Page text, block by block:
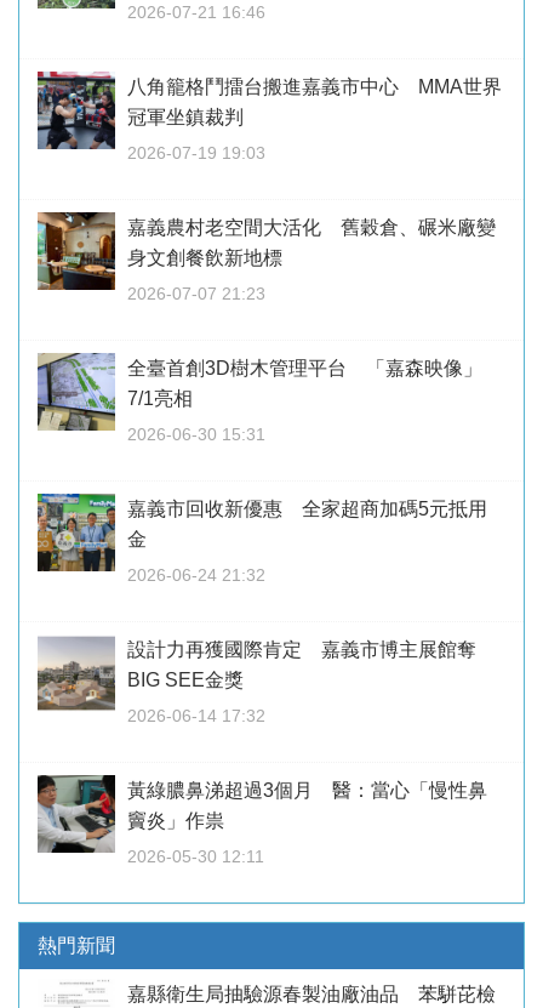
2026-07-21 16:46
八角籠格鬥擂台搬進嘉義市中心 MMA世界
冠軍坐鎮裁判
2026-07-19 19:03
嘉義農村老空間大活化 舊穀倉、碾米廠變
身文創餐飲新地標
2026-07-07 21:23
全臺首創3D樹木管理平台 「嘉森映像」
7/1亮相
2026-06-30 15:31
嘉義市回收新優惠 全家超商加碼5元抵用
金
2026-06-24 21:32
設計力再獲國際肯定 嘉義市博主展館奪
BIG SEE金獎
2026-06-14 17:32
黃綠膿鼻涕超過3個月 醫：當心「慢性鼻
竇炎」作祟
2026-05-30 12:11
熱門新聞
嘉縣衛生局抽驗源春製油廠油品 苯駢芘檢